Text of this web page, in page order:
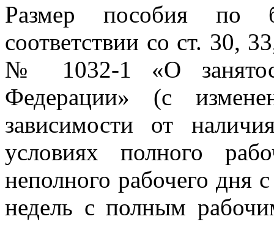
Размер пособия по
соответствии со ст. 30,
№ 1032-1 «О
Федерации» (с
зависимости от
условиях полного
неполного рабочего дня
недель с полным